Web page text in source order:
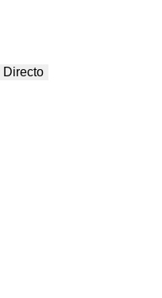
Directo